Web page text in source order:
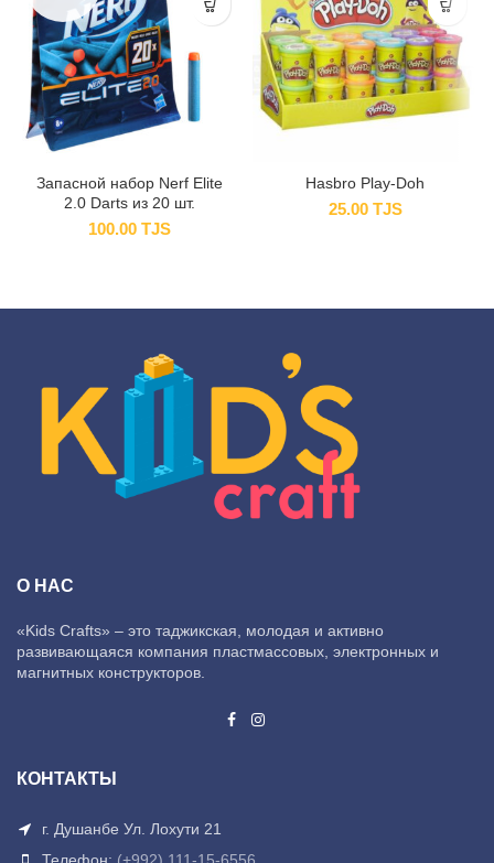
Запасной набор Nerf Elite
2.0 Darts из 20 шт.
100.00 TJS
Hasbro Play-Doh
25.00 TJS
О НАС
«Kids Crafts» – это таджикская, молодая и активно
развивающаяся компания пластмассовых, электронных и
магнитных конструкторов.
КОНТАКТЫ
г. Душанбе Ул. Лохути 21